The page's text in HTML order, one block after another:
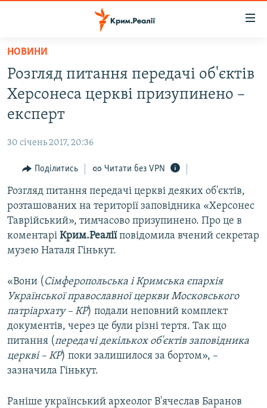
Перейти
основного
матеріалу
Перейти
до
основної
Перейти
пошуку
ВОДА.КРИМ
ВІДЕО ТА ФОТО
БЛОГИ
ПОГЛЯД
ІНТЕРВ'Ю
СПЕЦПРОЕКТИ
ДЕПОРТАЦІЯ
ВІДЕОУРОКИ «ELIFBE»
СВІДЧЕННЯ ОКУПАЦІЇ
УКРАЇНСЬКА ПРОБЛЕМА КРИМУ
ІНФОГРАФІКА
ЯК ОБІЙТИ БЛОКУВАННЯ
Русский
Qırımtatar
ДОЛУЧАЙСЯ!
Усі сайти RFE/RL
НОВИНИ
Розгляд питання передачі об'єктів
Херсонеса церкві призупинено –
експерт
30 січень 2017, 20:36
Поділитись Читати без VPN
Розгляд питання передачі церкві деяких об'єктів,
розташованих на території заповідника «Херсонес
Таврійський», тимчасово призупинено. Про це в
коментарі Крим.Реаліїповідомила вчений секретар
музею Наталя Гінькут.
«Вони ( Сімферопольська і Кримська єпархія
Української православної церкви Московського
патріархату – КР) подали неповний комплект
документів, через це були різні тертя. Так що
питання (передачі декількох об'єктів заповідника
церкві – КР) поки залишилося за бортом», –
зазначила Гінькут.
Раніше український археолог В'ячеслав Баранов